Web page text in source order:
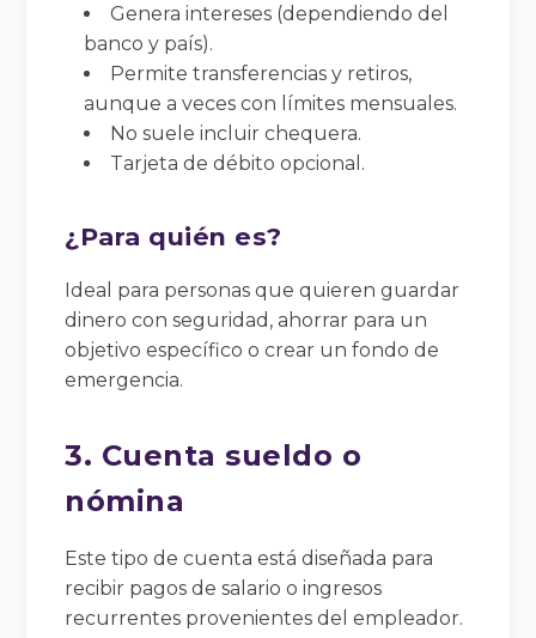
Genera intereses (dependiendo del
banco y país).
Permite transferencias y retiros,
aunque a veces con límites mensuales.
No suele incluir chequera.
Tarjeta de débito opcional.
¿Para quién es?
Ideal para personas que quieren guardar
dinero con seguridad, ahorrar para un
objetivo específico o crear un fondo de
emergencia.
3. Cuenta sueldo o
nómina
Este tipo de cuenta está diseñada para
recibir pagos de salario o ingresos
recurrentes provenientes del empleador.